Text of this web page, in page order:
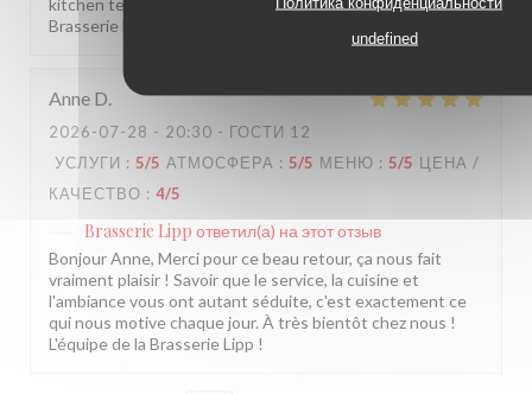
undefined
kitchen team. We hope to welcome you back soon! The
Brasserie Lipp team!
Anne D
2026-07-28 - 20:30 - ГОСТИ 12
УСЛУГИ : 5/5 АТМОСФЕРА : 5/5 МЕНЮ : 5/5 ЦЕНА /
КАЧЕСТВО : 4/5
Brasserie Lipp ответил(а) на этот отзыв
Bonjour Anne, Merci pour ce beau retour, ça nous fait
vraiment plaisir ! Savoir que le service, la cuisine et
l'ambiance vous ont autant séduite, c'est exactement ce
qui nous motive chaque jour. À très bientôt chez nous !
L'équipe de la Brasserie Lipp !